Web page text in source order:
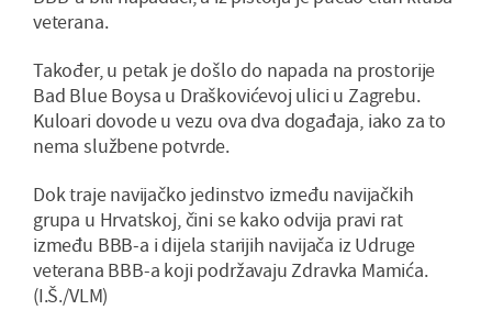
veterana.
Također, u petak je došlo do napada na prostorije
Bad Blue Boysa u Draškovićevoj ulici u Zagrebu.
Kuloari dovode u vezu ova dva događaja, iako za to
nema službene potvrde.
Dok traje navijačko jedinstvo između navijačkih
grupa u Hrvatskoj, čini se kako odvija pravi rat
između BBB-a i dijela starijih navijača iz Udruge
veterana BBB-a koji podržavaju Zdravka Mamića.
(I.Š./VLM)